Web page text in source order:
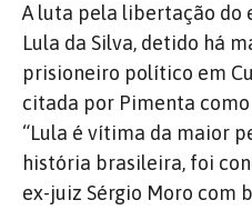
A luta pela libertação do
Lula da Silva, detido há
prisioneiro político em
citada por Pimenta
“Lula é vítima da maior
história brasileira, foi
ex-juiz Sérgio Moro com